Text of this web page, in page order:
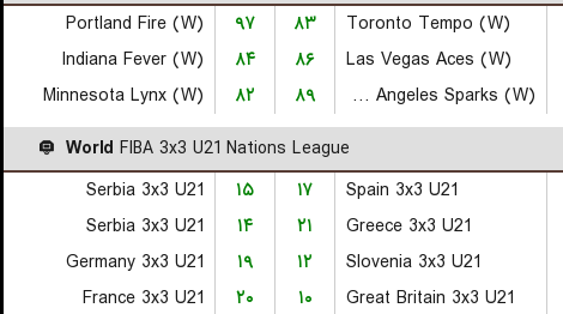
Portland Fire (W)
۹۷ ۸۳ Toronto Tempo (W)
Indiana Fever (W)
۸۴ ۸۶ Las Vegas Aces (W)
Minnesota Lynx (W)
۸۲ ۸۹ Los Angeles Sparks (W)
World FIBA 3x3 U21 Nations League
Serbia 3x3 U21
۱۵ ۱۷ Spain 3x3 U21
Serbia 3x3 U21
۱۴ ۲۱ Greece 3x3 U21
Germany 3x3 U21
۱۹ ۱۲ Slovenia 3x3 U21
France 3x3 U21
۲۰ ۱۰ Great Britain 3x3 U21